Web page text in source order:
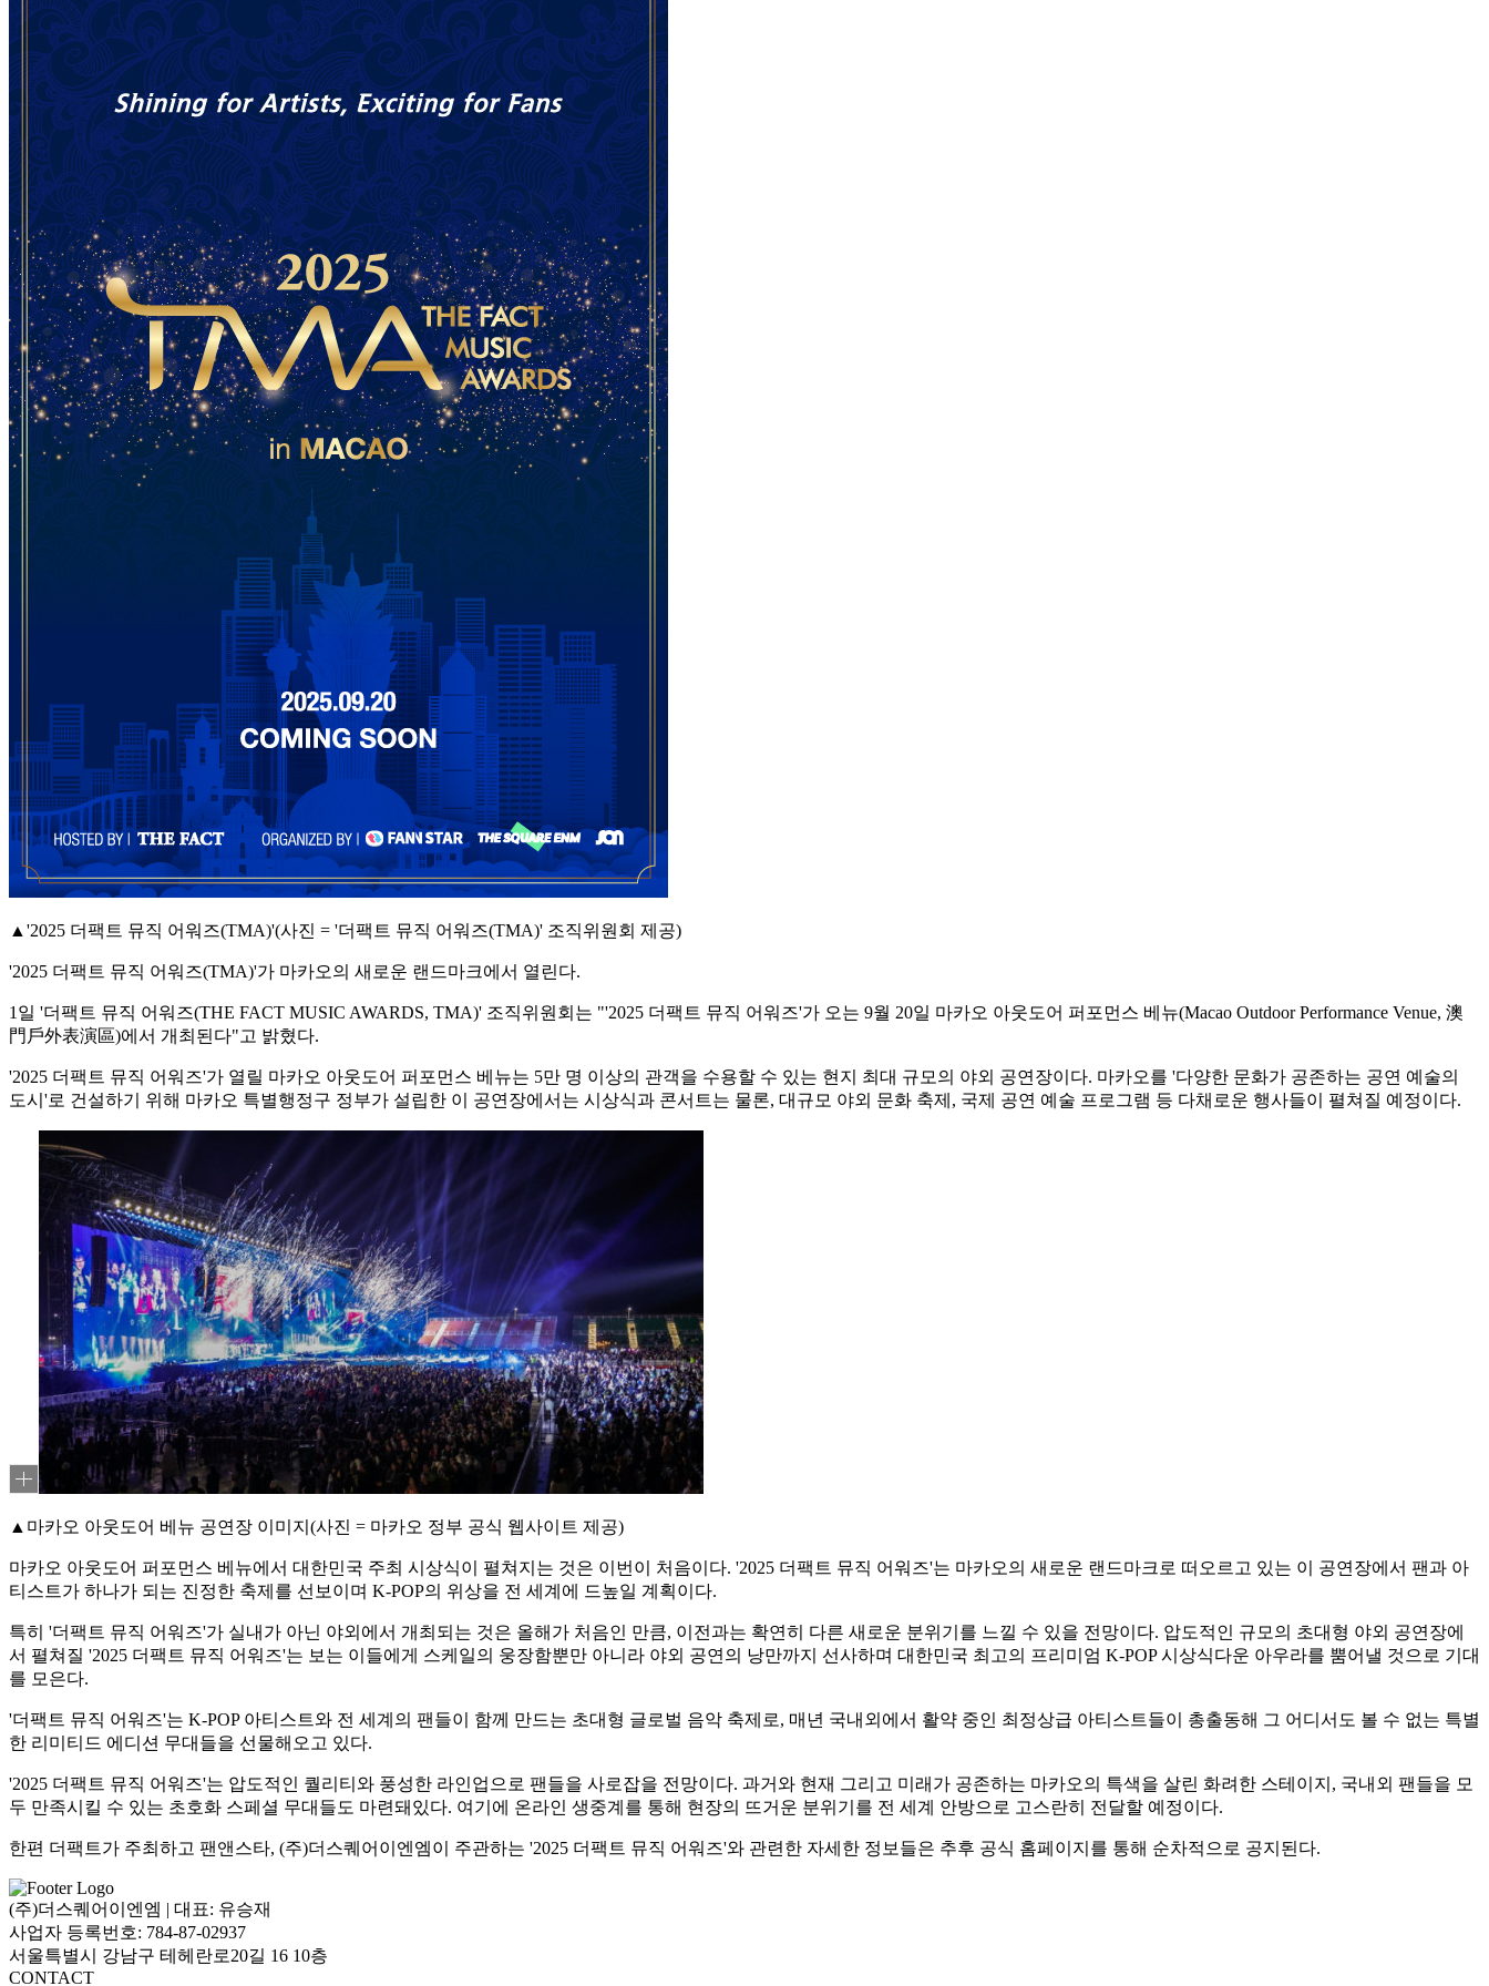
▲'2025 더팩트 뮤직 어워즈(TMA)'(사진 = '더팩트 뮤직 어워즈(TMA)' 조직위원회 제공)
'2025 더팩트 뮤직 어워즈(TMA)'가 마카오의 새로운 랜드마크에서 열린다.
1일 '더팩트 뮤직 어워즈(THE FACT MUSIC AWARDS, TMA)' 조직위원회는 "'2025 더팩트 뮤직 어워즈'가 오는 9월 20일 마카오 아웃도어 퍼포먼스 베뉴(Macao Outdoor Performance Venue, 澳
門戶外表演區)에서 개최된다"고 밝혔다.
'2025 더팩트 뮤직 어워즈'가 열릴 마카오 아웃도어 퍼포먼스 베뉴는 5만 명 이상의 관객을 수용할 수 있는 현지 최대 규모의 야외 공연장이다. 마카오를 '다양한 문화가 공존하는 공연 예술의
도시'로 건설하기 위해 마카오 특별행정구 정부가 설립한 이 공연장에서는 시상식과 콘서트는 물론, 대규모 야외 문화 축제, 국제 공연 예술 프로그램 등 다채로운 행사들이 펼쳐질 예정이다.
▲마카오 아웃도어 베뉴 공연장 이미지(사진 = 마카오 정부 공식 웹사이트 제공)
마카오 아웃도어 퍼포먼스 베뉴에서 대한민국 주최 시상식이 펼쳐지는 것은 이번이 처음이다. '2025 더팩트 뮤직 어워즈'는 마카오의 새로운 랜드마크로 떠오르고 있는 이 공연장에서 팬과 아
티스트가 하나가 되는 진정한 축제를 선보이며 K-POP의 위상을 전 세계에 드높일 계획이다.
특히 '더팩트 뮤직 어워즈'가 실내가 아닌 야외에서 개최되는 것은 올해가 처음인 만큼, 이전과는 확연히 다른 새로운 분위기를 느낄 수 있을 전망이다. 압도적인 규모의 초대형 야외 공연장에
서 펼쳐질 '2025 더팩트 뮤직 어워즈'는 보는 이들에게 스케일의 웅장함뿐만 아니라 야외 공연의 낭만까지 선사하며 대한민국 최고의 프리미엄 K-POP 시상식다운 아우라를 뿜어낼 것으로 기대
를 모은다.
'더팩트 뮤직 어워즈'는 K-POP 아티스트와 전 세계의 팬들이 함께 만드는 초대형 글로벌 음악 축제로, 매년 국내외에서 활약 중인 최정상급 아티스트들이 총출동해 그 어디서도 볼 수 없는 특별
한 리미티드 에디션 무대들을 선물해오고 있다.
'2025 더팩트 뮤직 어워즈'는 압도적인 퀄리티와 풍성한 라인업으로 팬들을 사로잡을 전망이다. 과거와 현재 그리고 미래가 공존하는 마카오의 특색을 살린 화려한 스테이지, 국내외 팬들을 모
두 만족시킬 수 있는 초호화 스페셜 무대들도 마련돼있다. 여기에 온라인 생중계를 통해 현장의 뜨거운 분위기를 전 세계 안방으로 고스란히 전달할 예정이다.
한편 더팩트가 주최하고 팬앤스타, (주)더스퀘어이엔엠이 주관하는 '2025 더팩트 뮤직 어워즈'와 관련한 자세한 정보들은 추후 공식 홈페이지를 통해 순차적으로 공지된다.
(주)더스퀘어이엔엠 | 대표: 유승재
사업자 등록번호: 784-87-02937
서울특별시 강남구 테헤란로20길 16 10층
CONTACT